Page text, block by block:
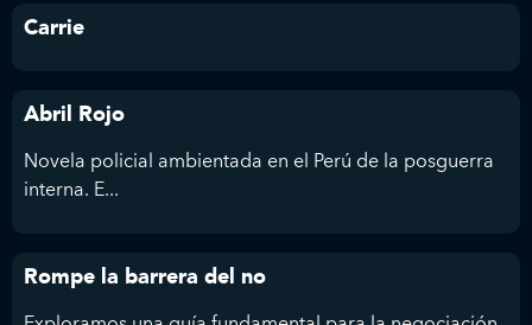
Carrie
Abril Rojo
Novela policial ambientada en el Perú de la posguerra
interna. E...
Rompe la barrera del no